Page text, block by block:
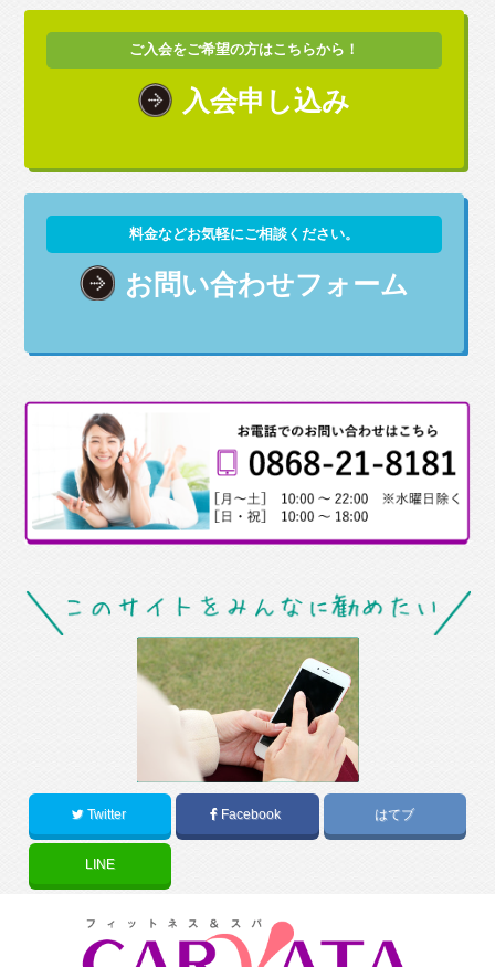
ご入会をご希望の方はこちらから！
入会申し込み
料金などお気軽にご相談ください。
お問い合わせフォーム
Twitter Facebook はてブ
LINE